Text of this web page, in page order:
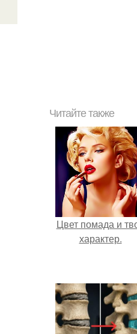
Читайте также
Цвет помада и
характер.